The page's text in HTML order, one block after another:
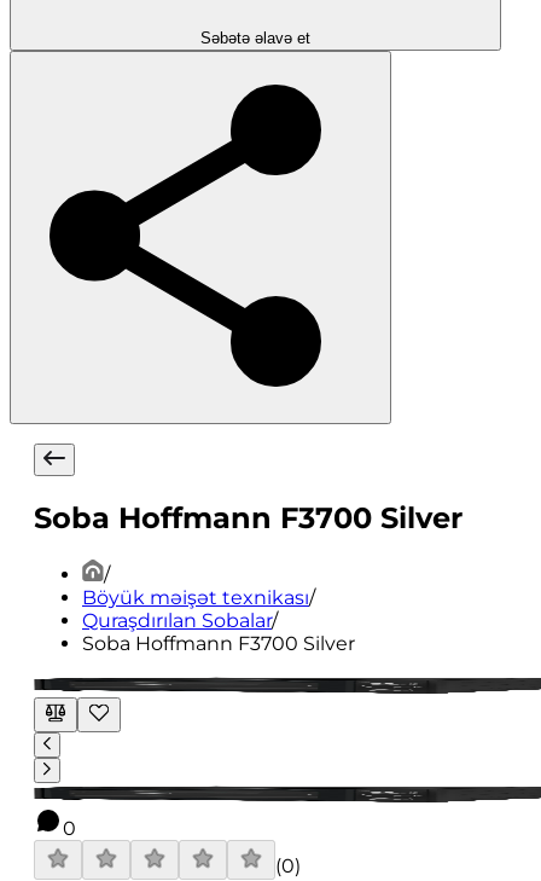
Səbətə əlavə et
Soba Hoffmann F3700 Silver
/
Böyük məişət texnikası/
Quraşdırılan Sobalar/
Soba Hoffmann F3700 Silver
0
(0)